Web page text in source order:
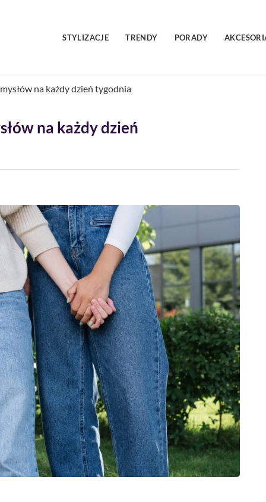
STYLIZACJE TRENDY PORADY
na każdy dzień tygodnia
na każdy dzień